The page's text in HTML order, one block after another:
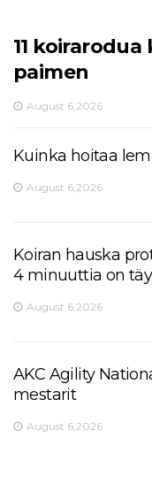
11
paimen
August 6,2026
Kuinka hoitaa
August 6,2026
Koiran hauska
4 minuuttia on
August 6,2026
AKC Agility
mestarit
August 6,2026